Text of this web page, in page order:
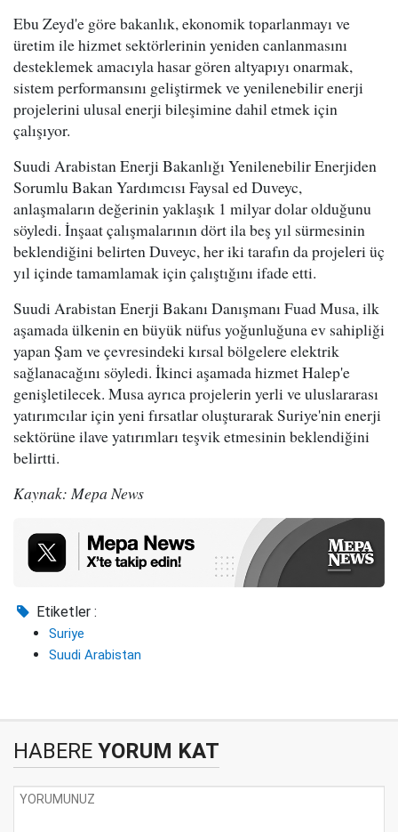
Ebu Zeyd'e göre bakanlık, ekonomik toparlanmayı ve
üretim ile hizmet sektörlerinin yeniden canlanmasını
desteklemek amacıyla hasar gören altyapıyı onarmak,
sistem performansını geliştirmek ve yenilenebilir enerji
projelerini ulusal enerji bileşimine dahil etmek için
çalışıyor.
Suudi Arabistan Enerji Bakanlığı Yenilenebilir Enerjiden
Sorumlu Bakan Yardımcısı Faysal ed Duveyc,
anlaşmaların değerinin yaklaşık 1 milyar dolar olduğunu
söyledi. İnşaat çalışmalarının dört ila beş yıl sürmesinin
beklendiğini belirten Duveyc, her iki tarafın da projeleri üç
yıl içinde tamamlamak için çalıştığını ifade etti.
Suudi Arabistan Enerji Bakanı Danışmanı Fuad Musa, ilk
aşamada ülkenin en büyük nüfus yoğunluğuna ev sahipliği
yapan Şam ve çevresindeki kırsal bölgelere elektrik
sağlanacağını söyledi. İkinci aşamada hizmet Halep'e
genişletilecek. Musa ayrıca projelerin yerli ve uluslararası
yatırımcılar için yeni fırsatlar oluşturarak Suriye'nin enerji
sektörüne ilave yatırımları teşvik etmesinin beklendiğini
belirtti.
Kaynak: Mepa News
Etiketler :
Suriye
Suudi Arabistan
HABERE YORUM KAT